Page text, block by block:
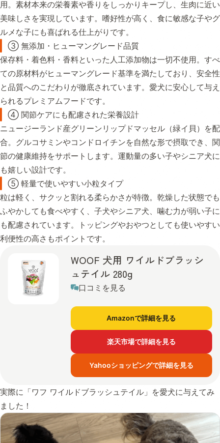
用。素材本来の栄養素や香りをしっかりキープし、生肉に近い
美味しさを実現しています。嗜好性が高く、食に敏感な子やグ
ルメな子にも喜ばれる仕上がりです。
③ 無添加・ヒューマングレード品質
保存料・着色料・香料といった人工添加物は一切不使用。すべ
ての原材料がヒューマングレード基準を満たしており、安全性
と品質へのこだわりが徹底されています。愛犬に安心して与え
られるプレミアムフードです。
④ 関節ケアにも配慮された栄養設計
ニュージーランド産グリーンリップドマッセル（緑イ貝）を配
合。グルコサミンやコンドロイチンを自然な形で摂取でき、関
節の健康維持をサポートします。運動量の多い子やシニア犬に
も嬉しい設計です。
⑤ 軽量で使いやすい小粒タイプ
粒は軽く、サクッと割れる柔らかさが特徴。乾燥した状態でも
ふやかしても食べやすく、子犬やシニア犬、噛む力が弱い子に
も配慮されています。トッピングやおやつとしても使いやすい
利便性の高さもポイントです。
WOOF 犬用 ワイルドブラッシ
ュテイル 280g
口コミを見る
Amazonで詳細を見る
楽天市場で詳細を見る
Yahooショッピングで詳細を見る
実際に「ワフ ワイルドブラッシュテイル」を愛犬に与えてみ
ました！